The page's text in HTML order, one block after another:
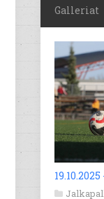
Galleriat